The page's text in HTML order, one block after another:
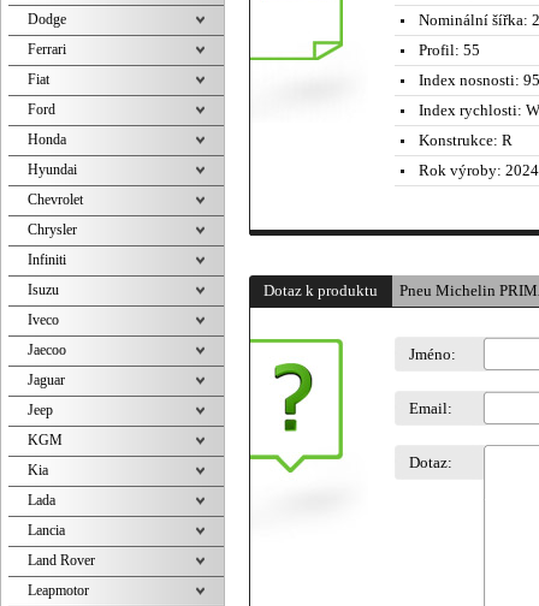
Nominální šířka:
Profil: 55
Index nosnosti:
Index rychlosti:
Konstrukce: R
Rok výroby:
Dotaz k produktu Pneu Michelin
Jméno:
Email:
Dotaz:
Dodge
Ferrari
Fiat
Ford
Honda
Hyundai
Chevrolet
Chrysler
Infiniti
Isuzu
Iveco
Jaecoo
Jaguar
Jeep
KGM
Kia
Lada
Lancia
Land Rover
Leapmotor